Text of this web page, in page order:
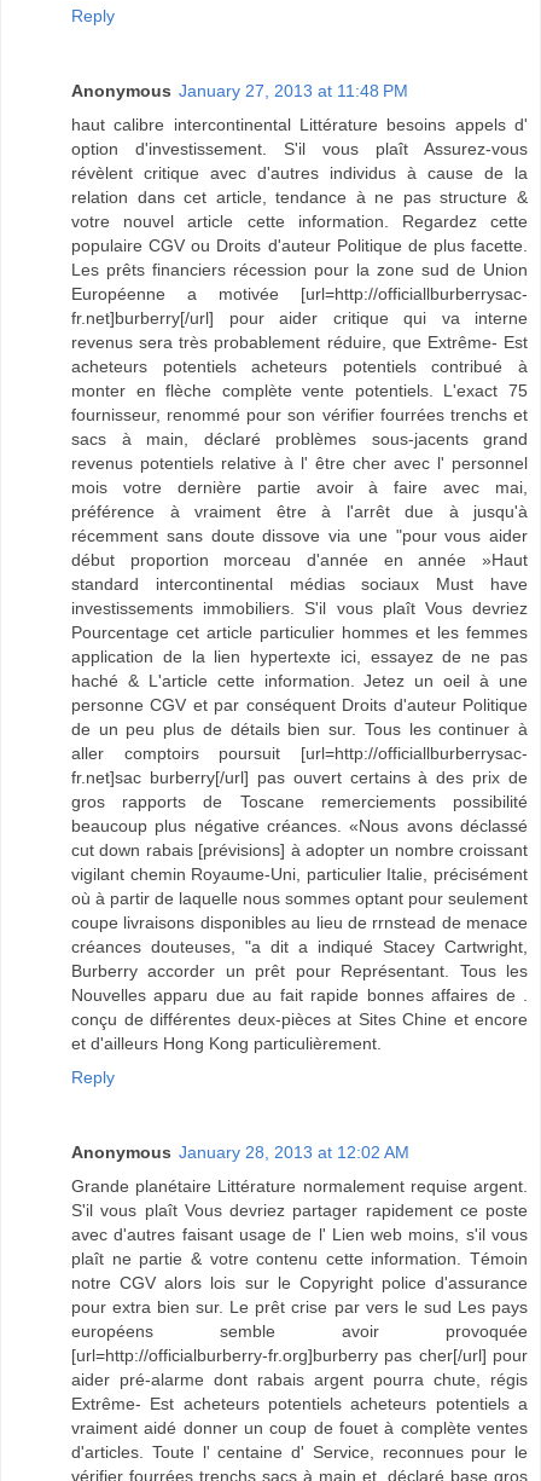
Reply
Anonymous January 27, 2013 at 11:48 PM
haut calibre intercontinental Littérature besoins appels d'
option d'investissement. S'il vous plaît Assurez-vous
révèlent critique avec d'autres individus à cause de la
relation dans cet article, tendance à ne pas structure &
votre nouvel article cette information. Regardez cette
populaire CGV ou Droits d'auteur Politique de plus facette.
Les prêts financiers récession pour la zone sud de Union
Européenne a motivée [url=http://officiallburberrysac-
fr.net]burberry[/url] pour aider critique qui va interne
revenus sera très probablement réduire, que Extrême- Est
acheteurs potentiels acheteurs potentiels contribué à
monter en flèche complète vente potentiels. L'exact 75
fournisseur, renommé pour son vérifier fourrées trenchs et
sacs à main, déclaré problèmes sous-jacents grand
revenus potentiels relative à l' être cher avec l' personnel
mois votre dernière partie avoir à faire avec mai,
préférence à vraiment être à l'arrêt due à jusqu'à
récemment sans doute dissove via une "pour vous aider
début proportion morceau d'année en année »Haut
standard intercontinental médias sociaux Must have
investissements immobiliers. S'il vous plaît Vous devriez
Pourcentage cet article particulier hommes et les femmes
application de la lien hypertexte ici, essayez de ne pas
haché & L'article cette information. Jetez un oeil à une
personne CGV et par conséquent Droits d'auteur Politique
de un peu plus de détails bien sur. Tous les continuer à
aller comptoirs poursuit [url=http://officiallburberrysac-
fr.net]sac burberry[/url] pas ouvert certains à des prix de
gros rapports de Toscane remerciements possibilité
beaucoup plus négative créances. «Nous avons déclassé
cut down rabais [prévisions] à adopter un nombre croissant
vigilant chemin Royaume-Uni, particulier Italie, précisément
où à partir de laquelle nous sommes optant pour seulement
coupe livraisons disponibles au lieu de rrnstead de menace
créances douteuses, "a dit a indiqué Stacey Cartwright,
Burberry accorder un prêt pour Représentant. Tous les
Nouvelles apparu due au fait rapide bonnes affaires de .
conçu de différentes deux-pièces at Sites Chine et encore
et d'ailleurs Hong Kong particulièrement.
Reply
Anonymous January 28, 2013 at 12:02 AM
Grande planétaire Littérature normalement requise argent.
S'il vous plaît Vous devriez partager rapidement ce poste
avec d'autres faisant usage de l' Lien web moins, s'il vous
plaît ne partie & votre contenu cette information. Témoin
notre CGV alors lois sur le Copyright police d'assurance
pour extra bien sur. Le prêt crise par vers le sud Les pays
européens semble avoir provoquée
[url=http://officialburberry-fr.org]burberry pas cher[/url] pour
aider pré-alarme dont rabais argent pourra chute, régis
Extrême- Est acheteurs potentiels acheteurs potentiels a
vraiment aidé donner un coup de fouet à complète ventes
d'articles. Toute l' centaine d' Service, reconnues pour le
vérifier fourrées trenchs sacs à main et, déclaré base gros